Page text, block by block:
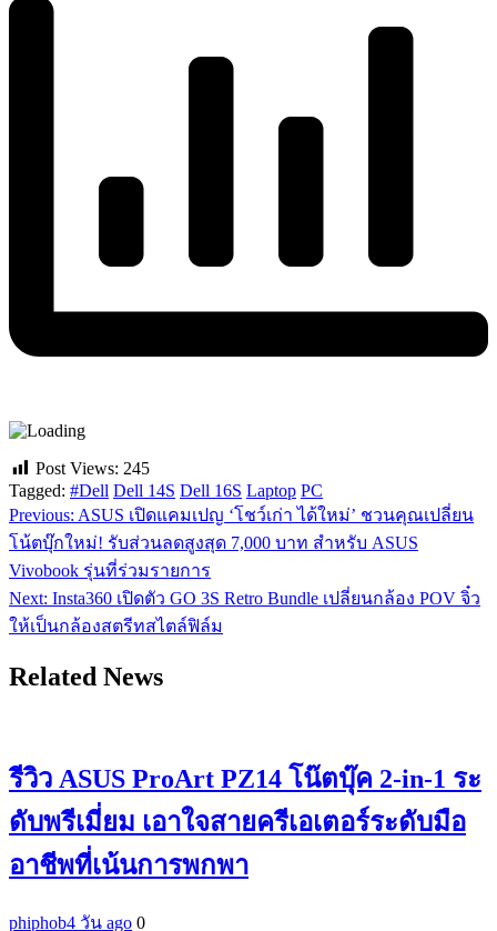
Post Views: 245
Tagged: #Dell Dell 14S Dell 16S Laptop PC
แนะแนว
เรื่อง
Previous: ASUS เปิดแคมเปญ ‘โชว์เก่า ได้ใหม่’ ชวนคุณเปลี่ยน
โน้ตบุ๊กใหม่! รับส่วนลดสูงสุด 7,000 บาท สำหรับ ASUS
Vivobook รุ่นที่ร่วมรายการ
Next: Insta360 เปิดตัว GO 3S Retro Bundle เปลี่ยนกล้อง POV จิ๋ว
ให้เป็นกล้องสตรีทสไตล์ฟิล์ม
Related News
รีวิว ASUS ProArt PZ14 โน๊ตบุ๊ค 2-in-1 ระ
ดับพรีเมี่ยม เอาใจสายครีเอเตอร์ระดับมือ
อาชีพที่เน้นการพกพา
phiphob4 วัน ago 0